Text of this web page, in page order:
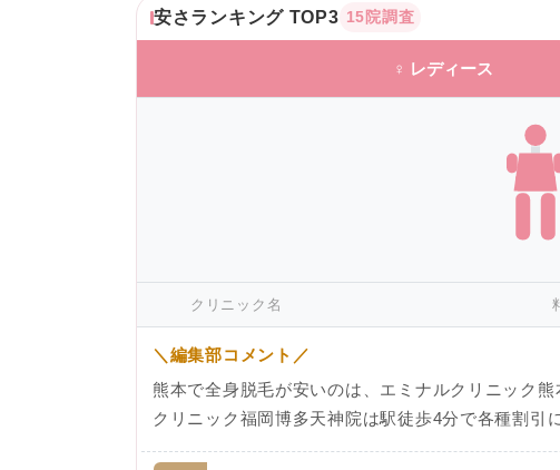
安さランキング TOP3 15院調査
♀ レディース
クリニック名
＼編集部コメント／
熊本で全身脱毛が安いのは、エミナルクリニック
クリニック福岡博多天神院は駅徒歩4分で各種割引